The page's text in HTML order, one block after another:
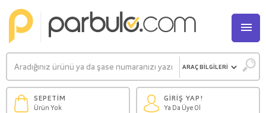
SEPETİM
Ürün Yok
GİRİŞ YAP!
Ya Da Üye Ol